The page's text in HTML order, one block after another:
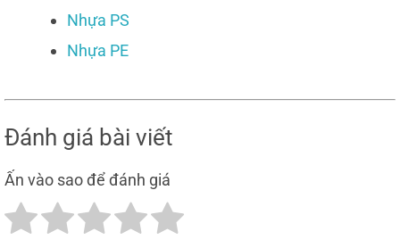
Nhựa PS
Nhựa PE
Đánh giá bài viết
Ấn vào sao để đánh giá